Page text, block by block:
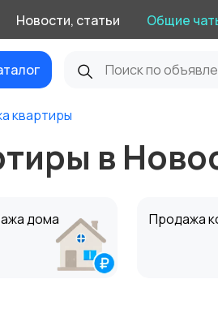
Новости, статьи Общие
квартиры
в
дома Продажа
Комнаты